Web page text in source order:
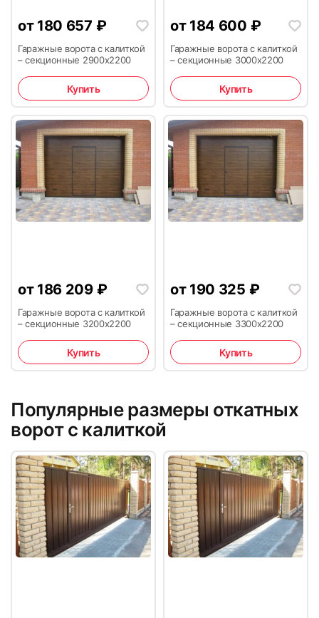
от 180 657 ₽
Гаражные ворота с калиткой
– секционные 2900х2200
Купить
от 184 600 ₽
Гаражные ворота с калиткой
– секционные 3000х2200
Купить
от 186 209 ₽
Гаражные ворота с калиткой
– секционные 3200х2200
Купить
от 190 325 ₽
Гаражные ворота с калиткой
– секционные 3300х2200
Купить
Популярные размеры откатных
ворот с калиткой